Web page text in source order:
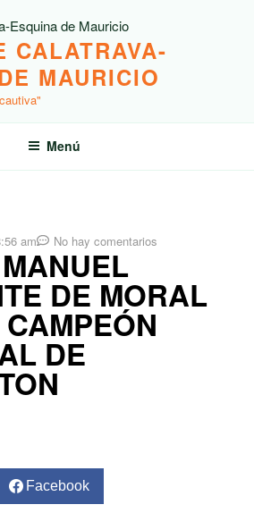
CALATRAVA-
MAURICIO
Menú
am No hay comentarios
DE MORAL
DE
Facebook